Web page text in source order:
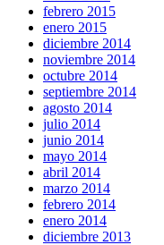
febrero 2015
enero 2015
diciembre 2014
noviembre 2014
octubre 2014
septiembre 2014
agosto 2014
julio 2014
junio 2014
mayo 2014
abril 2014
marzo 2014
febrero 2014
enero 2014
diciembre 2013